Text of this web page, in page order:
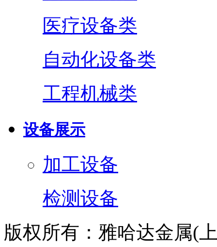
医疗设备类
自动化设备类
工程机械类
设备展示
加工设备
检测设备
版权所有：雅哈达金属(